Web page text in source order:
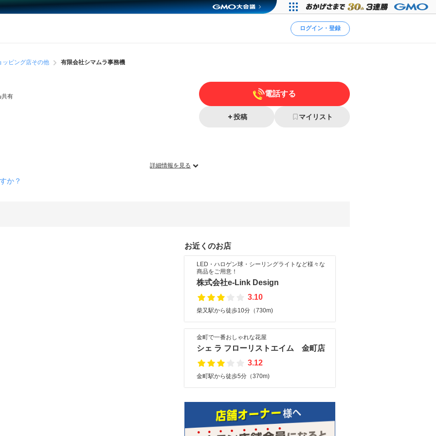
ログイン・登録
ッピング店その他 有限会社シマムラ事務機
共有
詳細情報を見る
か？
電話する
投稿 マイリスト
お近くのお店
LED・ハロゲン球・シーリングライトなど様々な
商品をご用意！
株式会社e-Link Design
3.10
柴又駅から徒歩10分（730m)
金町で一番おしゃれな花屋
シェ ラ フローリストエイム 金町店
3.12
金町駅から徒歩5分（370m)